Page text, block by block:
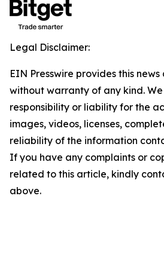
Legal Disclaimer:
EIN Presswire provides this
without warranty of any kind.
responsibility or liability for the
images, videos, licenses,
reliability of the information
If you have any complaints or
related to this article, kindly
above.